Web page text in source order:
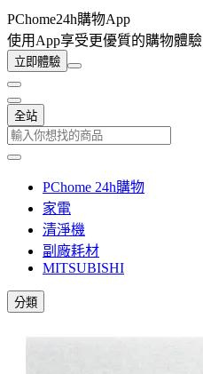
PChome24h購物App
使用App享受更優質的購物體驗
立即體驗
全站
PChome 24h購物
家電
清淨機
副廠耗材
MITSUBISHI
分類